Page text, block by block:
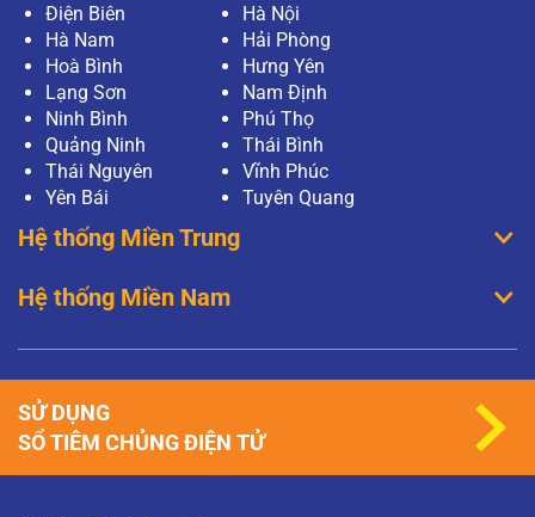
Điện Biên
Hà Nội
Hà Nam
Hải Phòng
Hoà Bình
Hưng Yên
Lạng Sơn
Nam Định
Ninh Bình
Phú Thọ
Quảng Ninh
Thái Bình
Thái Nguyên
Vĩnh Phúc
Yên Bái
Tuyên Quang
Hệ thống Miền Trung
Hệ thống Miền Nam
SỬ DỤNG
SỔ TIÊM CHỦNG ĐIỆN TỬ